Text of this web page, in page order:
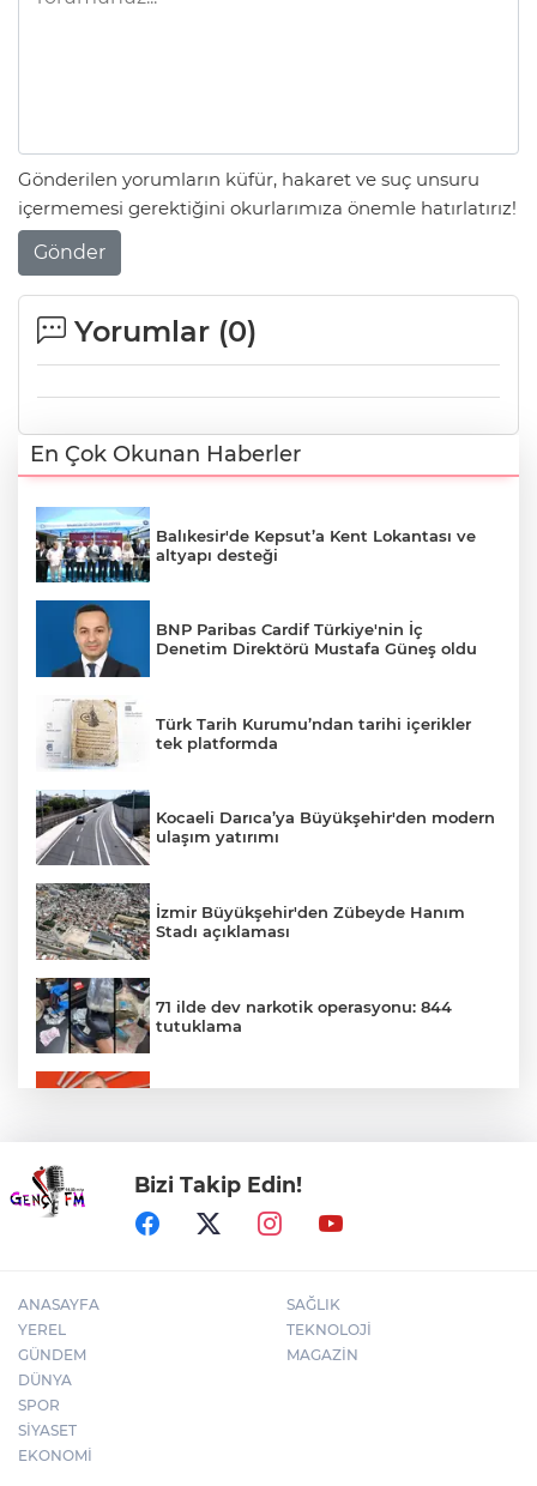
Gönderilen yorumların küfür, hakaret ve suç unsuru
içermemesi gerektiğini okurlarımıza önemle hatırlatırız!
Gönder
Yorumlar (0)
En Çok Okunan Haberler
Balıkesir'de Kepsut’a Kent Lokantası ve
altyapı desteği
BNP Paribas Cardif Türkiye'nin İç
Denetim Direktörü Mustafa Güneş oldu
Türk Tarih Kurumu’ndan tarihi içerikler
tek platformda
Kocaeli Darıca’ya Büyükşehir'den modern
ulaşım yatırımı
İzmir Büyükşehir'den Zübeyde Hanım
Stadı açıklaması
71 ilde dev narkotik operasyonu: 844
tutuklama
MGK'dan 8 maddelik bildiri... Terörsüz
Türkiye, bölgesel güvenlik ve Gazze
mesajı
Bizi Takip Edin!
ANASAYFA
YEREL
GÜNDEM
DÜNYA
SPOR
SİYASET
EKONOMİ
SAĞLIK
TEKNOLOJİ
MAGAZİN